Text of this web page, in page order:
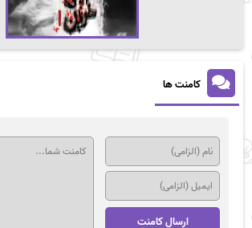
کامنت ها